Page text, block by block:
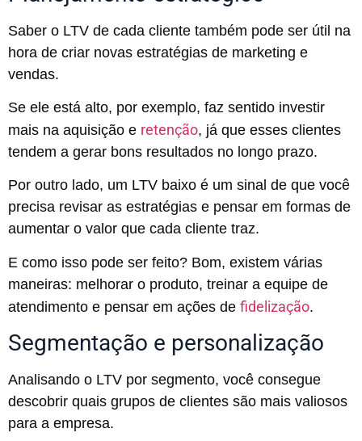
Saber o LTV de cada cliente também pode ser útil na
hora de criar novas estratégias de marketing e
vendas.
Se ele está alto, por exemplo, faz sentido investir
mais na aquisição e retenção, já que esses clientes
tendem a gerar bons resultados no longo prazo.
Por outro lado, um LTV baixo é um sinal de que você
precisa revisar as estratégias e pensar em formas de
aumentar o valor que cada cliente traz.
E como isso pode ser feito? Bom, existem várias
maneiras: melhorar o produto, treinar a equipe de
atendimento e pensar em ações de fidelização.
Segmentação e personalização
Analisando o LTV por segmento, você consegue
descobrir quais grupos de clientes são mais valiosos
para a empresa.